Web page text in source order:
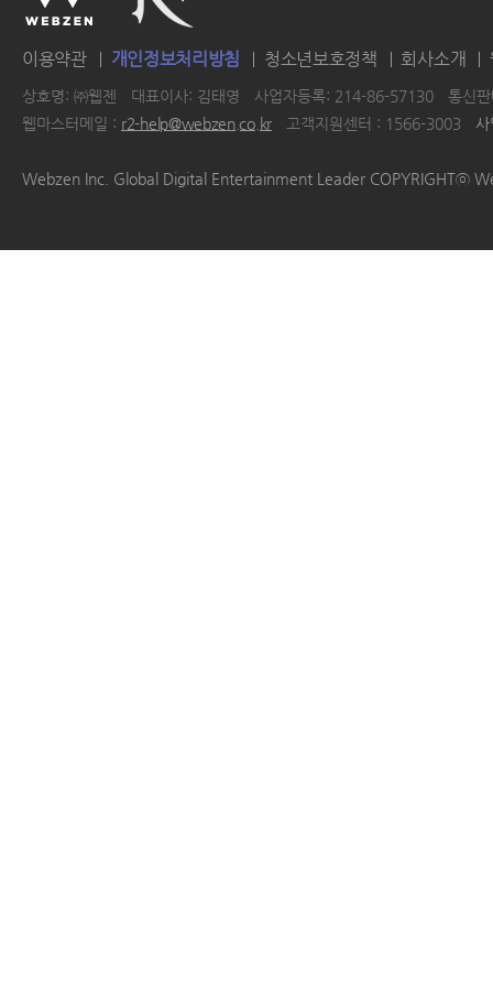
이용약관 개인정보처리방침 청소년보호정책 회사소개
상호명: ㈜웹젠 대표이사: 김태영 사업자등록: 214-86-57130
통신
웹마스터메일 : r2-help@webzen.co.kr 고객지원센터 : 1566-3003
Webzen Inc. Global Digital Entertainment Leader COPYRIGHTⓒ